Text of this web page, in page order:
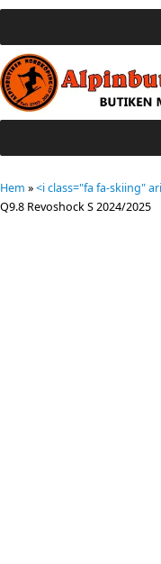
Hem »<i class="fa fa-skiing"
Q9.8 Revoshock S 2024/2025